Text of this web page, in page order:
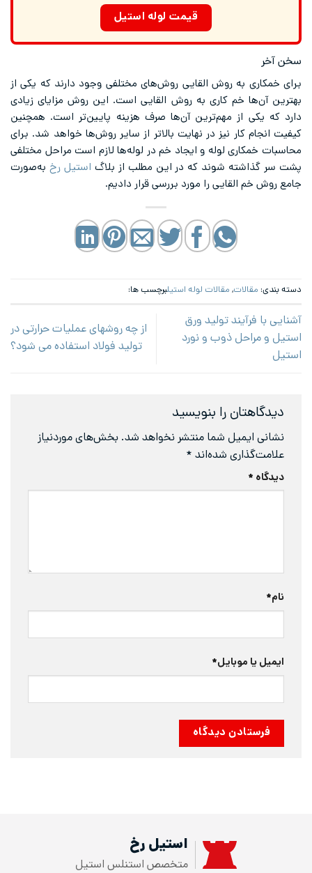
قیمت لوله استیل
سخن آخر
برای خمکاری به روش القایی روش‌های مختلفی وجود دارند که یکی از
بهترین آن‌ها خم کاری به روش القایی است. این روش مزایای زیادی
دارد که یکی از مهم‌ترین آن‌ها صرف هزینه پایین‌تر است. همچنین
کیفیت انجام کار نیز در نهایت بالاتر از سایر روش‌ها خواهد شد. برای
محاسبات خمکاری لوله و ایجاد خم در لوله‌ها لازم است مراحل مختلفی
پشت سر گذاشته شوند که در این مطلب از بلاگ استیل رخ به‌صورت
جامع روش خم القایی را مورد بررسی قرار دادیم.
دسته بندی: مقالات, مقالات لوله استیلبرچسب ها:
آشنایی با فرآیند تولید ورق
استیل و مراحل ذوب و نورد
استیل
از چه روشهای عملیات حرارتی در
تولید فولاد استفاده می شود؟
دیدگاهتان را بنویسید
نشانی ایمیل شما منتشر نخواهد شد. بخش‌های موردنیاز
علامت‌گذاری شده‌اند *
دیدگاه *
نام*
ایمیل یا موبایل*
استیل رخ
متخصص استنلس استیل